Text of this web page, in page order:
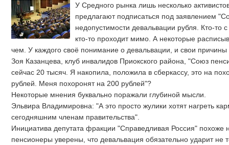
У Средного рынка лишь несколько
предлагают подписаться под заявлением
недопустимости девальвации рубля. Кто-то
кто-то проходит мимо. А некоторые
чем. У каждого своё понимание о девальвации, и свои причины
Зоя Казанцева, клуб инвалидов Приокского района, "Союз
сейчас 20 тысяч. Я накопила, положила в сберкассу, это на
рублей. Меня похоронят на 200 рублей"?
Некоторые мнения буквально поражали глубиной мысли.
Эльвира Владимировна: "А это просто жулики хотят нагреть
сегодняшним членам правительства".
Инициатива депутата фракции "Справедливая Россия" похоже
пенсионеры уверены, что девальвация обязательно ударит